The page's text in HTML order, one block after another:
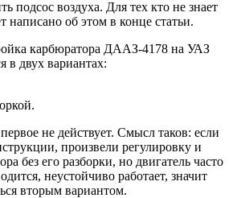
подсос воздуха. Для тех кто не знает
написано об этом в конце статьи.
карбюратора ДААЗ-4178 на УАЗ
в двух вариантах:
не действует. Смысл таков: если
произвели регулировку и
без его разборки, но двигатель часто
неустойчиво работает, значит
вторым вариантом.